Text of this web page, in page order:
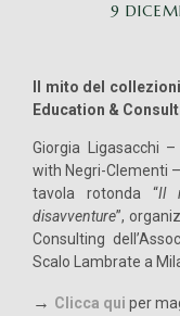
9
Il mito del
Education &
Giorgia Ligasacchi
with Negri-Clementi
tavola rotonda “Il
disavventure”,
Consulting
Scalo Lambrate a
→ Clicca qui per